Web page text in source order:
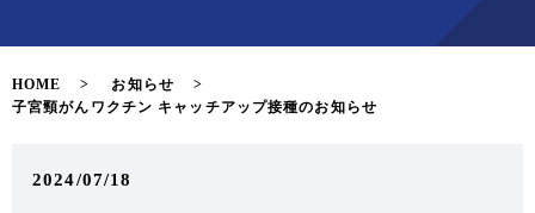
HOME
お知らせ
子宮頸がんワクチン キャッチアップ接種のお知らせ
2024/07/18